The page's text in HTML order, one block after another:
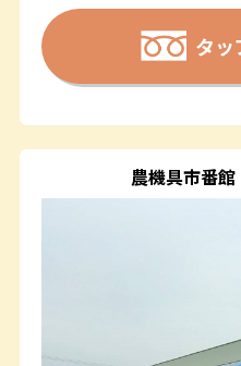
タッ
農機具市番館